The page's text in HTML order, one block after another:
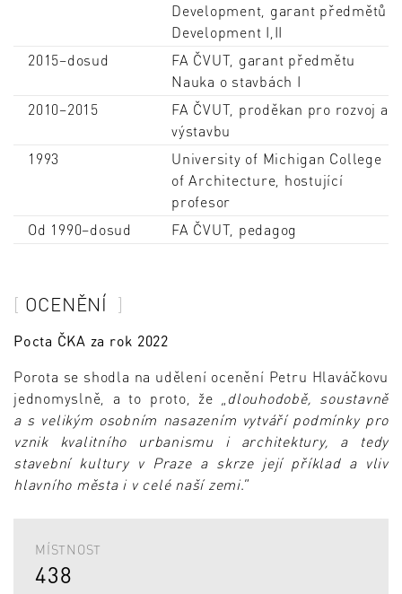
Development, garant předmětů
Development I,II
2015–dosud
FA ČVUT, garant předmětu
Nauka o stavbách I
2010–2015
FA ČVUT, proděkan pro rozvoj a
výstavbu
1993
University of Michigan College
of Architecture, hostující
profesor
Od 1990–dosud
FA ČVUT, pedagog
OCENĚNÍ
Pocta ČKA za rok 2022
Porota se shodla na udělení ocenění Petru Hlaváčkovu
jednomyslně, a to proto, že „ dlouhodobě, soustavně
a s velikým osobním nasazením vytváří podmínky pro
vznik kvalitního urbanismu i architektury, a tedy
stavební kultury v Praze a skrze její příklad a vliv
hlavního města i v celé naší zemi.“
MÍSTNOST
438